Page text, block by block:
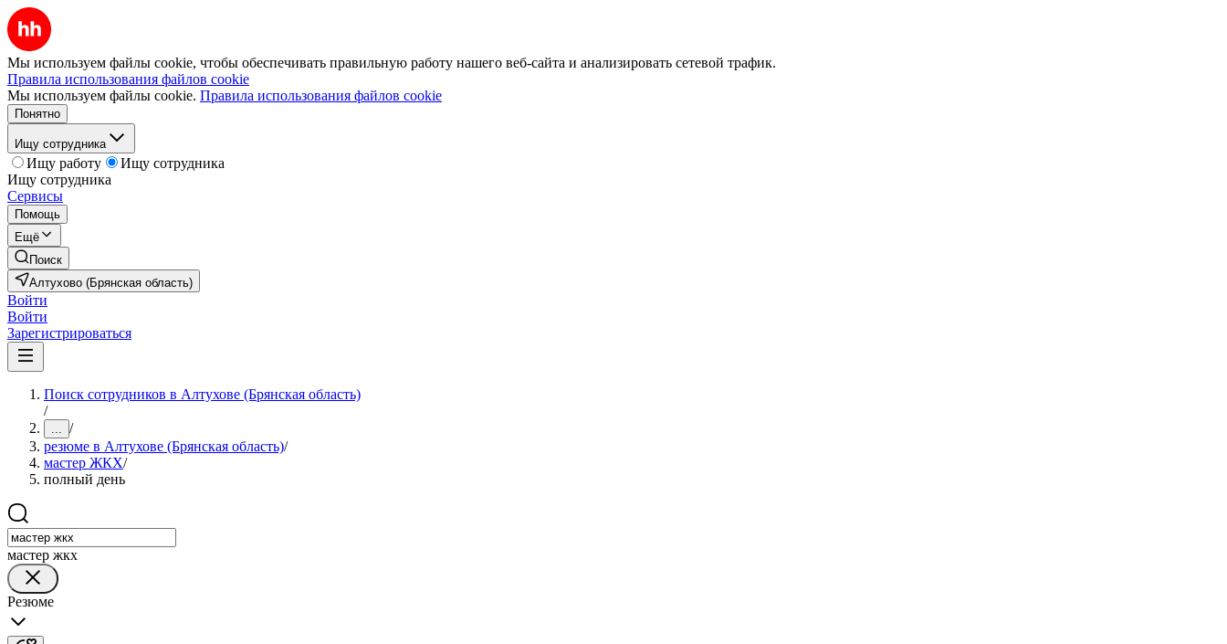
Мы используем файлы cookie, чтобы обеспечивать правильную работу нашего веб-сайта и анализировать сетевой трафик.
Правила использования файлов cookie
Мы используем файлы cookie. Правила использования файлов cookie
Понятно
Ищу сотрудника
Ищу работу
Ищу сотрудника
Ищу сотрудника
Сервисы
Помощь
Ещё
Поиск
Алтухово (Брянская область)
Войти
Войти
Зарегистрироваться
Поиск сотрудников в Алтухове (Брянская область)
/
... /
резюме в Алтухове (Брянская область)/
мастер ЖКХ/
полный день
мастер жкх
Резюме